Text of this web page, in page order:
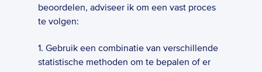
beoordelen, adviseer ik om een vast proces
te volgen:
1. Gebruik een combinatie van verschillende
statistische methoden om te bepalen of er